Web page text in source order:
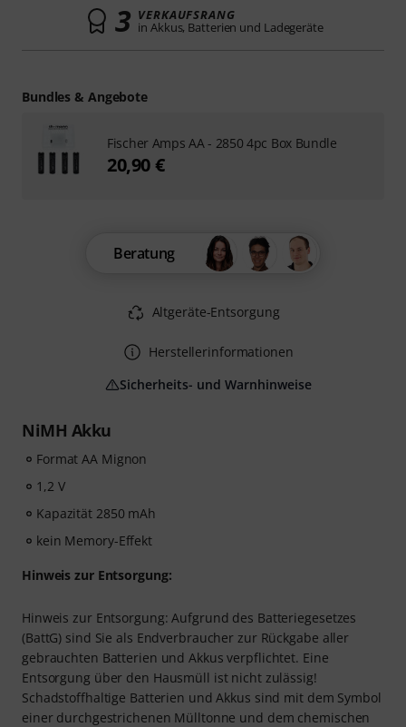
NiMH Akku
Format AA Mignon
1,2 V
Kapazität 2850 mAh
kein Memory-Effekt
Hinweis zur Entsorgung:
Hinweis zur Entsorgung: Aufgrund des Batteriegesetzes
(BattG) sind Sie als Endverbraucher zur Rückgabe aller
gebrauchten Batterien und Akkus verpflichtet. Eine
Entsorgung über den Hausmüll ist nicht zulässig!
Schadstoffhaltige Batterien und Akkus sind mit dem Symbol
einer durchgestrichenen Mülltonne und dem chemischen
3 VERKAUFSRANG
in Akkus, Batterien und Ladegeräte
Beratung
Altgeräte-Entsorgung
Herstellerinformationen
Sicherheits- und Warnhinweise
Bundles & Angebote
Fischer Amps AA - 2850 4pc Box Bundle
20,90 €